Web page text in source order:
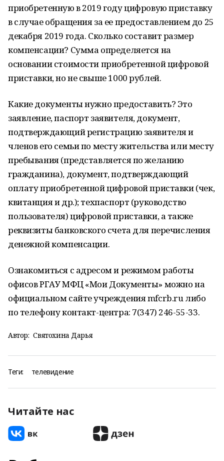
приобретенную в 2019 году цифровую приставку
в случае обращения за ее предоставлением до 25
декабря 2019 года. Сколько составит размер
компенсации? Сумма определяется на
основании стоимости приобретенной цифровой
приставки, но не свыше 1000 рублей.
Какие документы нужно предоставить? Это
заявление, паспорт заявителя, документ,
подтверждающий регистрацию заявителя и
членов его семьи по месту жительства или месту
пребывания (представляется по желанию
гражданина), документ, подтверждающий
оплату приобретенной цифровой приставки (чек,
квитанция и др.); техпаспорт (руководство
пользователя) цифровой приставки, а также
реквизиты банковского счета для перечисления
денежной компенсации.
Ознакомиться с адресом и режимом работы
офисов РГАУ МФЦ «Мои Документы» можно на
официальном сайте учреждения mfcrb.ru либо
по телефону контакт-центра: 7(347) 246-55-33.
Автор: Святохина Дарья
Теги: телевидение
Читайте нас